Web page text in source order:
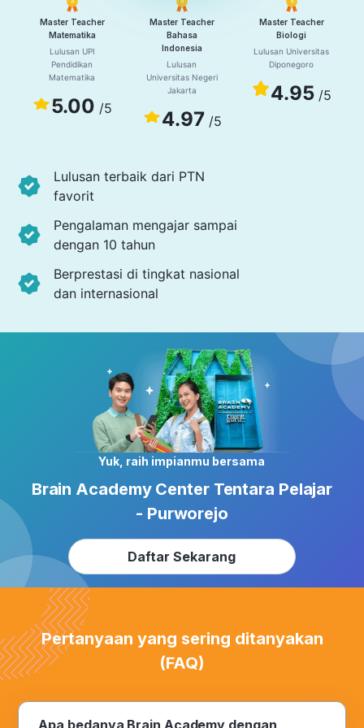
Master Teacher
Matematika
Lulusan UPI
Pendidikan
Matematika
5.00 /5
Master Teacher
Bahasa
Indonesia
Lulusan
Universitas Negeri
Jakarta
4.97 /5
Master Teacher
Biologi
Lulusan Universitas
Diponegoro
4.95 /5
Lulusan terbaik dari PTN
favorit
Pengalaman mengajar sampai
dengan 10 tahun
Berprestasi di tingkat nasional
dan internasional
Yuk, raih impianmu bersama
Brain Academy Center Tentara Pelajar
- Purworejo
Daftar Sekarang
Pertanyaan yang sering ditanyakan
(FAQ)